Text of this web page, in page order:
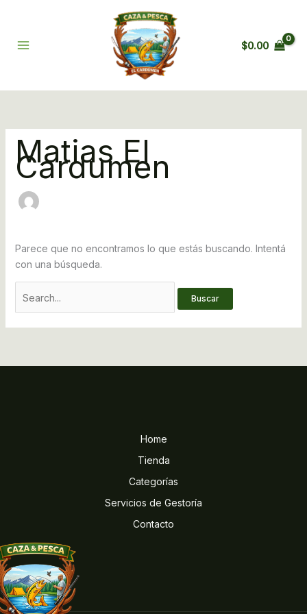
contenido
$0.00
Matias El
Cardumen
Parece que no encontramos lo que estás buscando. Intentá
con una búsqueda.
Home
Tienda
Categorías
Servicios de Gestoría
Contacto